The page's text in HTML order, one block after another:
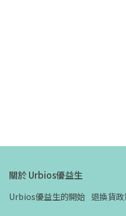
關於 Urbios優益生
Urbios優益生的開始 退換貨